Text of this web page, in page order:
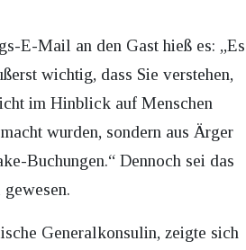
E-Mail an den Gast hieß es: „Es
wichtig, dass Sie verstehen,
im Hinblick auf Menschen
wurden, sondern aus Ärger
Buchungen.“ Dennoch sei das
Generalkonsulin, zeigte sich